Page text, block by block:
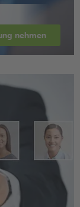
nehmen